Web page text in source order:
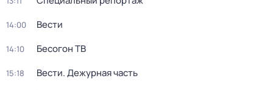
14:00 Вести
14:10 Бесогон ТВ
15:18 Вести. Дежурная часть